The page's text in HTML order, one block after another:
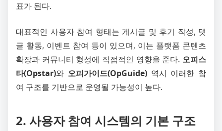
표가 된다.
대표적인 사용자 참여 형태는 게시글 및 후기 작성, 댓
글 활동, 이벤트 참여 등이 있으며, 이는 플랫폼 콘텐츠
확장과 커뮤니티 형성에 직접적인 영향을 준다. 오피스
타(Opstar)와 오피가이드(OpGuide)역시 이러한 참
여 구조를 기반으로 운영될 가능성이 높다.
2. 사용자 참여 시스템의 기본 구조